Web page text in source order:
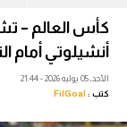
ميركاتو
فانتازي في الجول
مسابقة
كأس العالم –
أنشيلوتي أمام
الأحد، 05 يوليه 2026 - 21:44
كتب : FilGoal